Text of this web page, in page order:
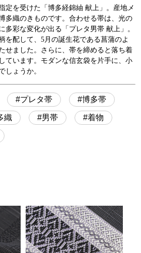
定を受けた「博多経錦紬 献上」。産地メ
多織のきものです。合わせる帯は、光の
多彩な変化が出る「プレタ男帯 献上」。
を配して、5月の誕生花である菖蒲のよ
せました。さらに、帯を締めると落ち着
ています。モダンな信玄袋を片手に、小
しょうか。
プレタ帯 博多帯
織 男帯 着物